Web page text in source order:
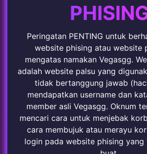
Peringatan PENTING untuk
website phising atau website
mengatas namakan Vegasgg.
adalah website palsu yang
tidak bertanggung jawab
mendapatkan username dan
member asli Vegasgg. Oknum
mencari cara untuk menjebak
cara membujuk atau merayu
login pada website phising yang